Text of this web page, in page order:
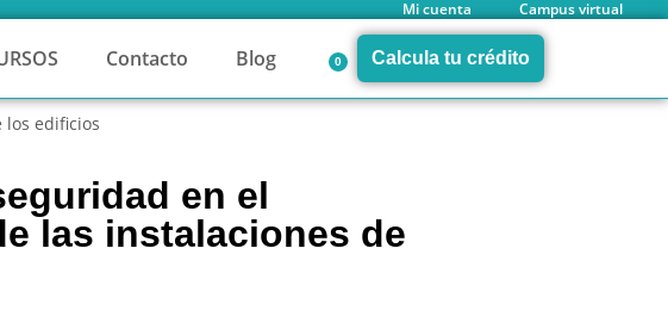
Mi cuenta Campus virtual
Contacto Blog 0 Calcula tu crédito
los edificios
en el
las instalaciones de